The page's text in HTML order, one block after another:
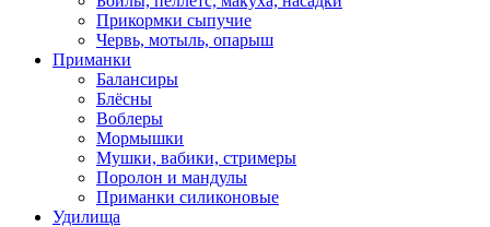
Прикормки сыпучие
Червь, мотыль, опарыш
Приманки
Балансиры
Блёсны
Воблеры
Мормышки
Мушки, вабики, стримеры
Поролон и мандулы
Приманки силиконовые
Удилища